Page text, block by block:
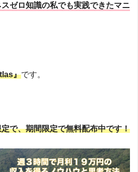
ゼロ知識の私でも実践できたマニ
』です。
で、期間限定で無料配布中です！